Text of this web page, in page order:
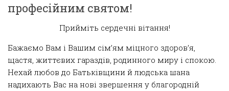
професійним святом!
Прийміть сердечні вітання!
Бажаємо Вам і Вашим сім’ям міцного здоров’я,
щастя, життєвих гараздів, родинного миру і спокою.
Нехай любов до Батьківщини й людська шана
надихають Вас на нові звершення у благородній